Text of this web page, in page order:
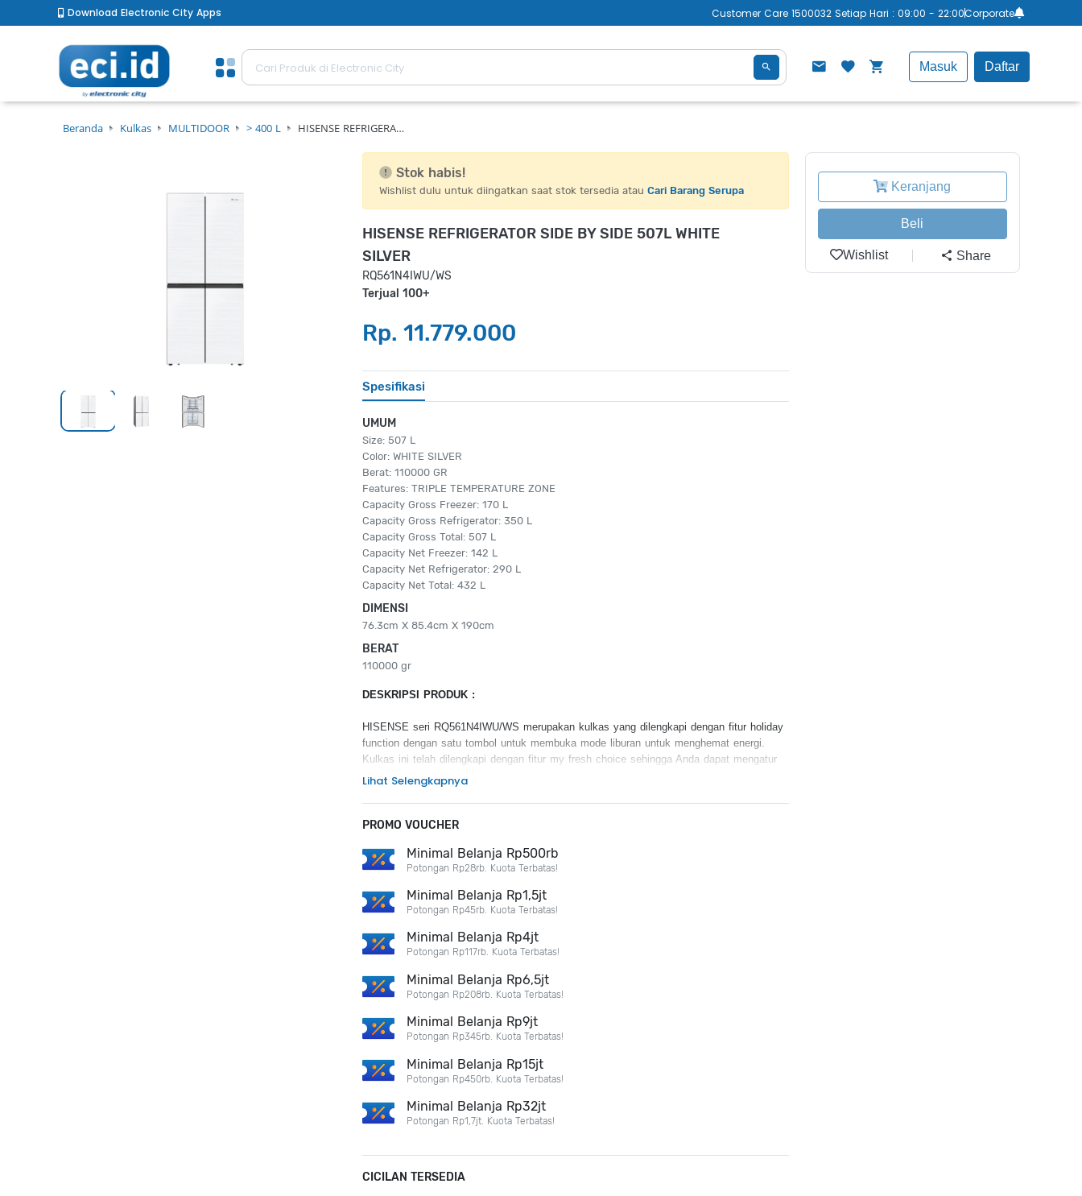
Download Electronic City Apps Customer Care 1500032 Setiap Hari : 09:00 - 22:00Corporate
Masuk Daftar
Beranda Kulkas MULTIDOOR > 400 L HISENSE REFRIGERA…
Stok habis!
Wishlist dulu untuk diingatkan saat stok tersedia atauCari Barang Serupa
HISENSE REFRIGERATOR SIDE BY SIDE 507L WHITE
SILVER
RQ561N4IWU/WS
Terjual 100+
Rp. 11.779.000
Spesifikasi
UMUM
Size: 507 L
Color: WHITE SILVER
Berat: 110000 GR
Features: TRIPLE TEMPERATURE ZONE
Capacity Gross Freezer: 170 L
Capacity Gross Refrigerator: 350 L
Capacity Gross Total: 507 L
Capacity Net Freezer: 142 L
Capacity Net Refrigerator: 290 L
Capacity Net Total: 432 L
DIMENSI
76.3cm X 85.4cm X 190cm
BERAT
110000 gr
DESKRIPSI PRODUK :
HISENSE seri RQ561N4IWU/WS merupakan kulkas yang dilengkapi dengan fitur holiday
function dengan satu tombol untuk membuka mode liburan untuk menghemat energi.
Kulkas ini telah dilengkapi dengan fitur my fresh choice sehingga Anda dapat mengatur
suhu untuk setiap kompartemen sesuai dengan jenis makanan.
KEUNGGULAN PRODUK :
Multi Air Flow
Super Cooling and Super Freeze
My Fresh Choice
Holiday Function
Metal Back
Lihat Selengkapnya
PROMO VOUCHER
Minimal Belanja Rp500rb
Potongan Rp28rb. Kuota Terbatas!
Minimal Belanja Rp1,5jt
Potongan Rp45rb. Kuota Terbatas!
Minimal Belanja Rp4jt
Potongan Rp117rb. Kuota Terbatas!
Minimal Belanja Rp6,5jt
Potongan Rp208rb. Kuota Terbatas!
Minimal Belanja Rp9jt
Potongan Rp345rb. Kuota Terbatas!
Minimal Belanja Rp15jt
Potongan Rp450rb. Kuota Terbatas!
Minimal Belanja Rp32jt
Potongan Rp1,7jt. Kuota Terbatas!
CICILAN TERSEDIA
Keranjang
Beli
Wishlist Share